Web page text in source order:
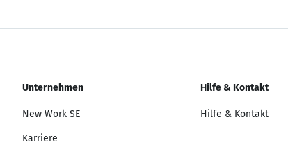
Unternehmen
New Work SE
Karriere
Hilfe & Kontakt
Hilfe & Kontakt